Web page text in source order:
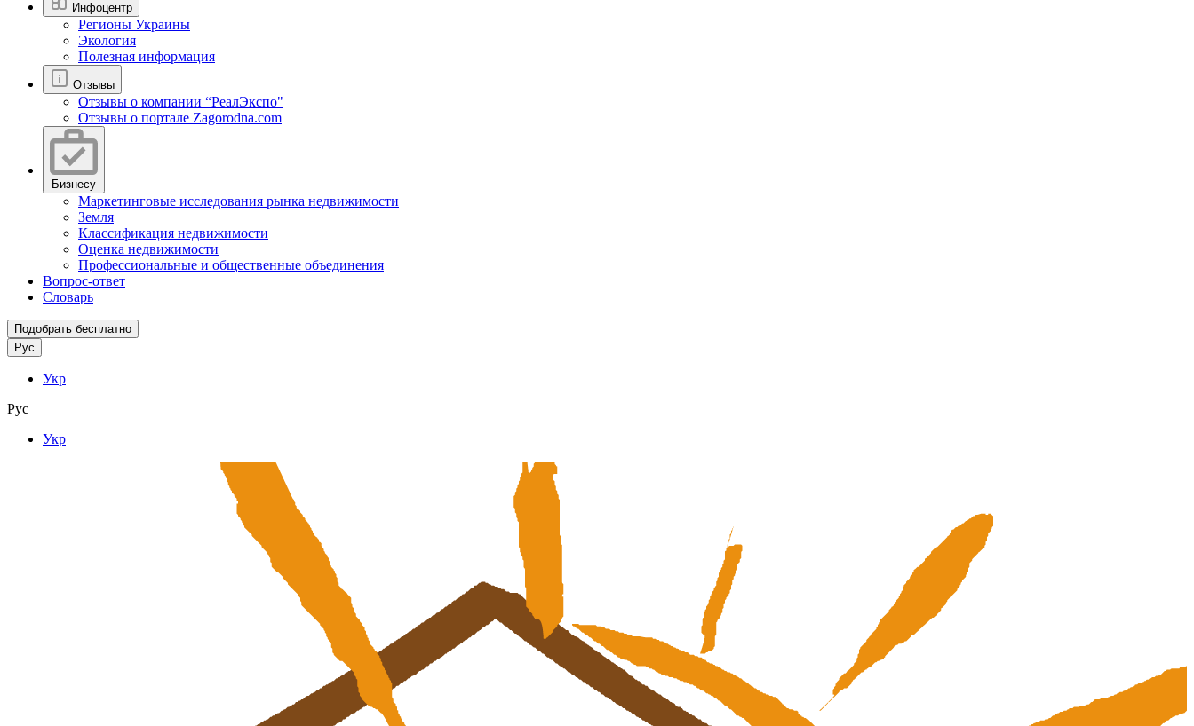
Инфоцентр
Регионы Украины
Экология
Полезная информация
Отзывы
Отзывы о компании “РеалЭкспо"
Отзывы о портале Zagorodna.com
Бизнесу
Маркетинговые исследования рынка недвижимости
Земля
Классификация недвижимости
Оценка недвижимости
Профессиональные и общественные объединения
Вопрос-ответ
Словарь
Подобрать бесплатно
Рус
Укр
Рус
Укр